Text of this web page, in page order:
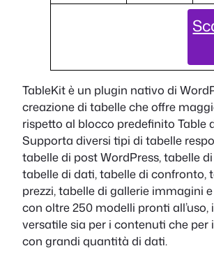
TableKit è un plugin nativo di
creazione di tabelle che offre
rispetto al blocco predefinito Table
Supporta diversi tipi di tabelle
tabelle di post WordPress, tabelle
tabelle di dati, tabelle di confronto,
prezzi, tabelle di gallerie immagini
con oltre 250 modelli pronti all’uso,
versatile sia per i contenuti che per i
con grandi quantità di dati.